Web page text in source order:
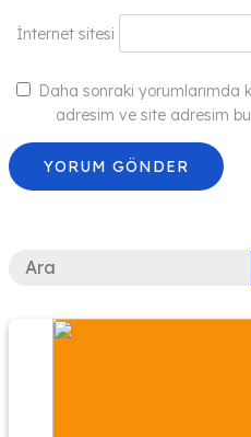
İnternet sitesi
Daha sonraki yorumlarımda
adresim ve site adresim